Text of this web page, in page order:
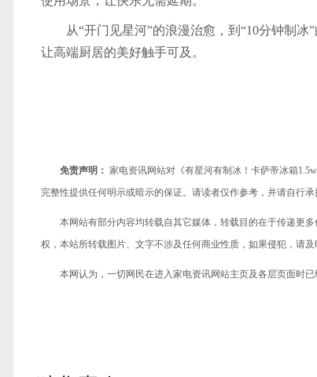
从“开门见星河”的浪漫治愈，到“10分钟制冰
让高端厨居的美好触手可及。
免责声明： 家电资讯网站对《有星河有制冰！卡萨帝冰箱
完整性提供任何明示或暗示的保证。请读者仅作参考，并请自行承
本网站有部分内容均转载自其它媒体，转载目的在于传递更
权，本站所转载图片、文字不涉及任何商业性质，如果侵犯，请
本网认为，一切网民在进入家电资讯网站主页及各层页面时